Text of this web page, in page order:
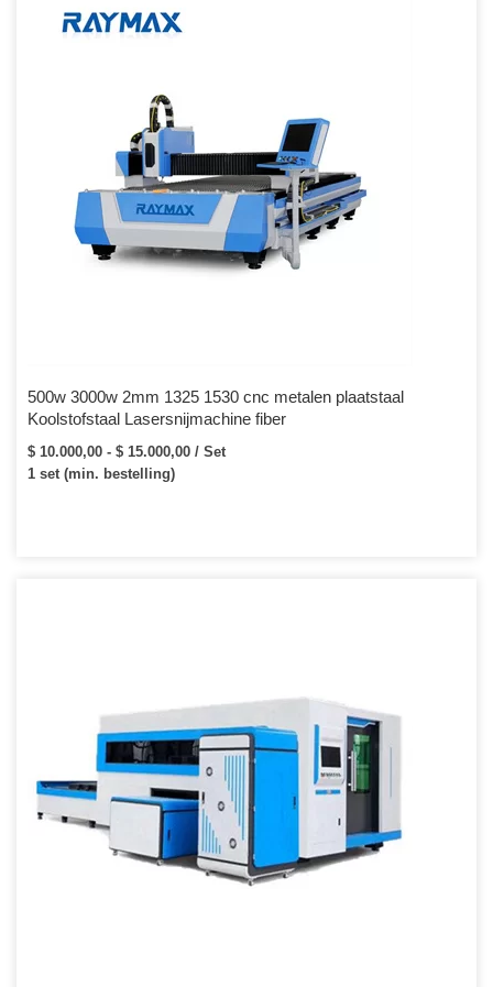
500w 3000w 2mm 1325 1530 cnc metalen plaatstaal
Koolstofstaal Lasersnijmachine fiber
$ 10.000,00 - $ 15.000,00 / Set
1 set (min. bestelling)